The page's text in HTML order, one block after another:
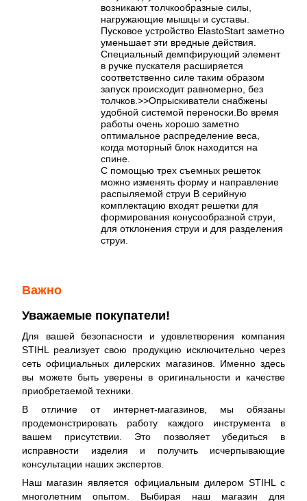
возникают толчкообразные силы,
нагружающие мышцы и суставы.
Пусковое устройство ElastoStart заметно
уменьшает эти вредные действия.
Специальный демпфирующий элемент
в ручке пускателя расширяется
соответственно силе таким образом
запуск происходит равномерно, без
толчков.>>Опрыскиватели снабжены
удобной системой переноски.Во время
работы очень хорошо заметно
оптимальное распределение веса,
когда моторный блок находится на
спине.
С помощью трех съемных решеток
можно изменять форму и направление
распыляемой струи В серийную
комплектацию входят решетки для
формирования конусообразной струи,
для отклонения струи и для разделения
струи.
Важно
Уважаемые покупатели!
Для вашей безопасности и удовлетворения компания
STIHL реализует свою продукцию исключительно через
сеть официальных дилерских магазинов. Именно здесь
вы можете быть уверены в оригинальности и качестве
приобретаемой техники.
В отличие от интернет-магазинов, мы обязаны
продемонстрировать работу каждого инструмента в
вашем присутствии. Это позволяет убедиться в
исправности изделия и получить исчерпывающие
консультации наших экспертов.
Наш магазин является официальным дилером STIHL с
многолетним опытом. Выбирая наш магазин для